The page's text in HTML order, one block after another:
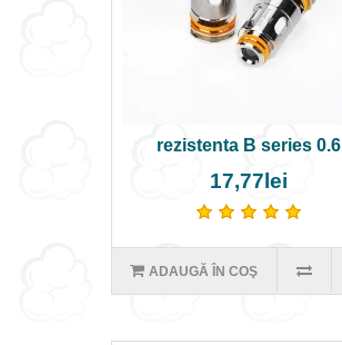
rezistenta B series 0.6
17,77lei
ADAUGĂ ÎN COŞ